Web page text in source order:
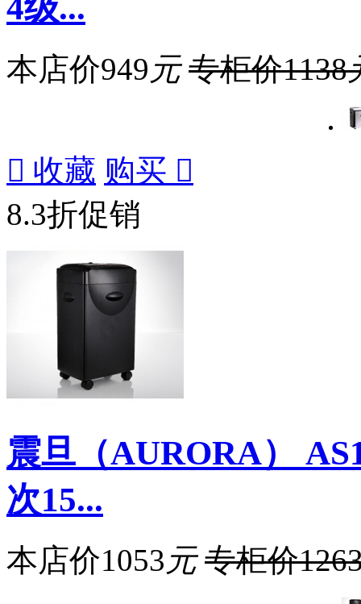
本店价949 元 专柜价1138
 收藏 购买 
8.3折促销
震旦（AURORA）
次15...
本店价1053 元 专柜价